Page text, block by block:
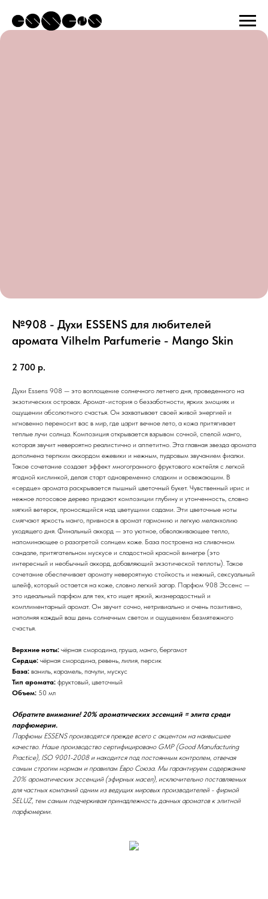
№908 - Духи ESSENS для любителей
аромата Vilhelm Parfumerie - Mango Skin
2 700 р.
Духи Essens 908 — это воплощение солнечного летнего дня, проведенного на
экзотических островах. Аромат-история о беззаботности, ярких эмоциях и
ощущении абсолютного счастья. Он захватывает своей живой энергией и
мгновенно переносит вас в мир, где царит вечное лето, а кожа притягивает
теплые лучи солнца. Композиция открывается взрывом сочной, спелой манго,
которая звучит невероятно реалистично и аппетитно. Эта главная звезда аромата
дополнена терпким аккордом ежевики и нежным, пудровым звучанием фиалки.
Такое сочетание создает эффект многогранного фруктового коктейля с легкой
ягодной кислинкой, делая старт одновременно сладким и освежающим. В
«сердце» аромата раскрывается пышный цветочный букет. Чувственный ирис и
нежное лотосовое дерево придают композиции глубину и утонченность, словно
мягкий ветерок, проносящийся над цветущими садами. Эти цветочные ноты
смягчают яркость манго, привнося в аромат гармонию и легкую меланхолию
уходящего дня. Финальный аккорд — это уютное, обволакивающее тепло,
напоминающее о разогретой солнцем коже. База построена на сливочном
сандале, притягательном мускусе и сладостной красной винегре (это
интересный и необычный аккорд, добавляющий экзотической теплоты). Такое
сочетание обеспечивает аромату невероятную стойкость и нежный, сексуальный
шлейф, который остается на коже, словно легкий загар. Парфюм 908 Эссенс —
это идеальный парфюм для тех, кто ищет яркий, жизнерадостный и
комплиментарный аромат. Он звучит сочно, нетривиально и очень позитивно,
наполняя каждый ваш день солнечным светом и ощущением безмятежного
счастья.
Верхние ноты: чёрная смородина, груша, манго, бергамот
Сердце: чёрная смородина, ревень, лилия, персик
База: ваниль, карамель, пачули, мускус
Тип аромата: фруктовый, цветочный
Объем: 50 мл
Обратите внимание! 20% ароматических эссенций = элита среди
парфюмерии.
Парфюмы ESSENS производятся прежде всего с акцентом на наивысшее
качество. Наше производство сертифицировано GMP (Good Manufacturing
Practice), ISO 9001-2008 и находится под постоянным контролем, отвечая
самым строгим нормам и правилам Евро Союза. Мы гарантируем содержание
20% ароматических эссенций (эфирных масел), исключительно поставляемых
для частных компаний одним из ведущих мировых производителей - фирмой
SELUZ, тем самым подчеркивая принадлежность данных ароматов к элитной
парфюмерии.